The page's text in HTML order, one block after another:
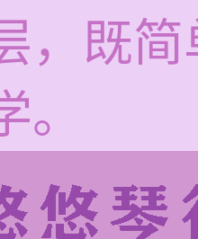
，既